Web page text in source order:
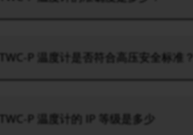
TWC-P 温度计是否符合高压安全标准？
TWC-P 温度计的 IP 等级是多少